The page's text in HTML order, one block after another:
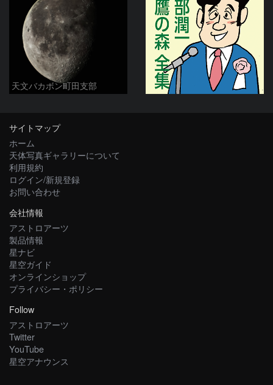
天文バカボン町田支部
サイトマップ
ホーム
天体写真ギャラリーについて
利用規約
ログイン/新規登録
お問い合わせ
会社情報
アストロアーツ
製品情報
星ナビ
星空ガイド
オンラインショップ
プライバシー・ポリシー
Follow
アストロアーツ
Twitter
YouTube
星空アナウンス